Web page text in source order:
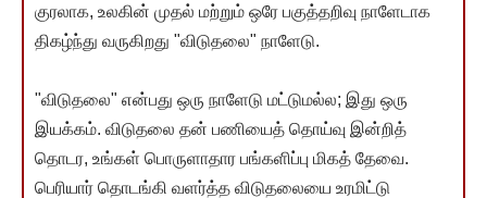
குரலாக, உலகின் முதல் மற்றும் ஒரே பகுத்தறிவு நாளேடாக
திகழ்ந்து வருகிறது "விடுதலை" நாளேடு.
"விடுதலை" என்பது ஒரு நாளேடு மட்டுமல்ல; இது ஒரு
இயக்கம். விடுதலை தன் பணியைத் தொய்வு இன்றித்
தொடர, உங்கள் பொருளாதார பங்களிப்பு மிகத் தேவை.
பெரியார் தொடங்கி வளர்த்த விடுதலையை உரமிட்டு